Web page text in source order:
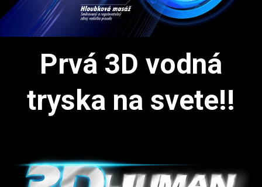
Prvá 3D vodná
tryska na svete!!